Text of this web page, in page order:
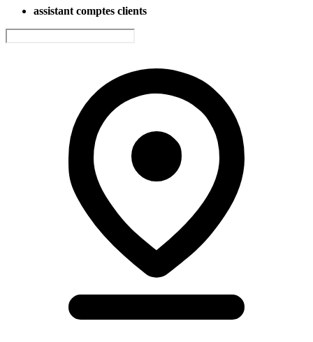
assistant comptes clients